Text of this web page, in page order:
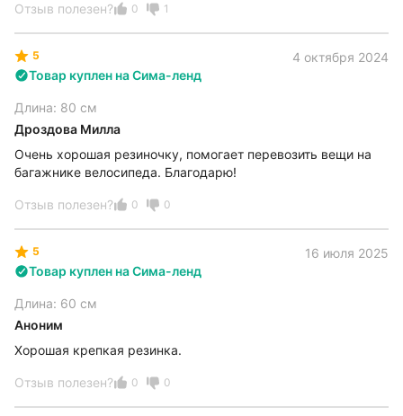
Отзыв полезен? 0 1
5
4 октября 2024
Товар куплен на Сима-ленд
Длина: 80 см
Дроздова Милла
Очень хорошая резиночку, помогает перевозить вещи на
багажнике велосипеда. Благодарю!
Отзыв полезен? 0 0
5
16 июля 2025
Товар куплен на Сима-ленд
Длина: 60 см
Аноним
Хорошая крепкая резинка.
Отзыв полезен? 0 0